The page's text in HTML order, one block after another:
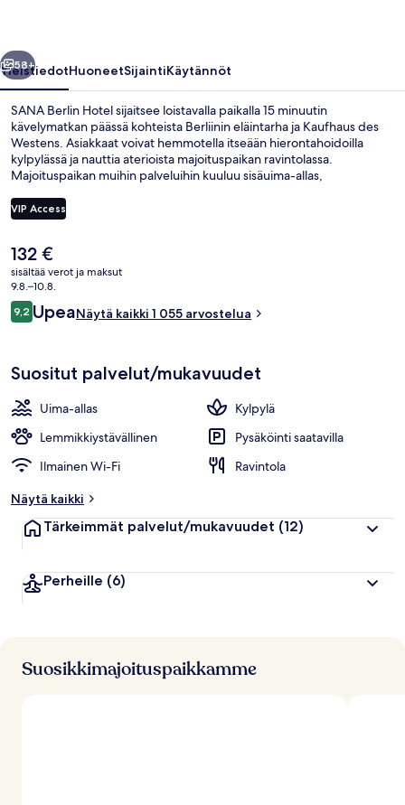
Seuraava
58+
YleistiedotHuoneetSijaintiKäytännöt
SANA Berlin Hotel sijaitsee loistavalla paikalla 15 minuutin
kävelymatkan päässä kohteista Berliinin eläintarha ja Kaufhaus des
Westens. Asiakkaat voivat hemmotella itseään hierontahoidoilla
kylpylässä ja nauttia aterioista majoituspaikan ravintolassa.
Majoituspaikan muihin palveluihin kuuluu sisäuima-allas,
Avulias henkilökunta ja majoituspaikan yleiskunto ovat myös asioita,
joita matkailijat arvostavat. Majoituspaikka sijaitsee lyhyen
straßen metroasema sijaitsee vain muutaman askeleen päässä ja
Spichernstraßen metroasema sijaitsee 4 minuutin kävelymatkan
päässä.
VIP Access
Nykyinen
hinta
on
132 €
132 €
sisältää verot ja maksut
9.8.–10.8.
Arvostelut
9,29,2 kautta 10.
UpeaNäytä kaikki 1 055 arvostelua
Suositut palvelut/mukavuudet
Uima-allas
Kylpylä
Lemmikkiystävällinen
Pysäköinti saatavilla
Ilmainen Wi-Fi
Ravintola
Näytä kaikki
Tärkeimmät palvelut/mukavuudet (12)
Perheille (6)
Suosikkimajoituspaikkamme